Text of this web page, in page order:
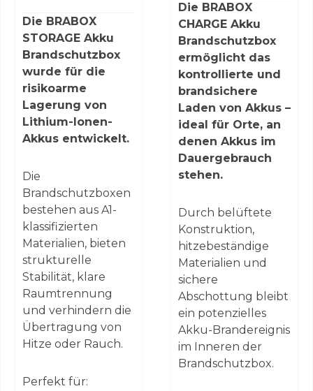
Die BRABOX
STORAGE Akku
Brandschutzbox
wurde für die
risikoarme
Lagerung von
Lithium-Ionen-
Akkus entwickelt.
Die
Brandschutzboxen
bestehen aus A1-
klassifizierten
Materialien, bieten
strukturelle
Stabilität, klare
Raumtrennung
und verhindern die
Übertragung von
Hitze oder Rauch.
Perfekt für:
Die BRABOX
CHARGE Akku
Brandschutzbox
ermöglicht das
kontrollierte und
brandsichere
Laden von Akkus –
ideal für Orte, an
denen Akkus im
Dauergebrauch
stehen.
Durch belüftete
Konstruktion,
hitzebeständige
Materialien und
sichere
Abschottung bleibt
ein potenzielles
Akku-Brandereignis
im Inneren der
Brandschutzbox.